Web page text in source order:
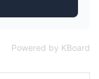
Powered by KBoard